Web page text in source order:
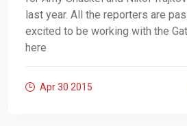
last year. All the reporters are
excited to be working with the
here
Apr 30 2015